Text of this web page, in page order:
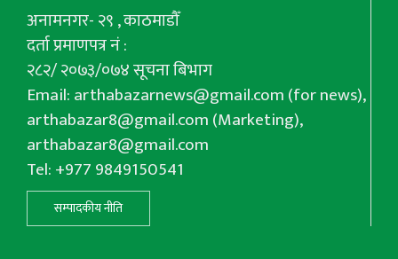
अनामनगर- २९ , काठमाडौँ
दर्ता प्रमाणपत्र नं :
२८२/ २०७३/०७४ सूचना बिभाग
Email:arthabazarnews@gmail.com(for news),
arthabazar8@gmail.com(Marketing),
arthabazar8@gmail.com
Tel: +977 9849150541
सम्पादकीय नीति